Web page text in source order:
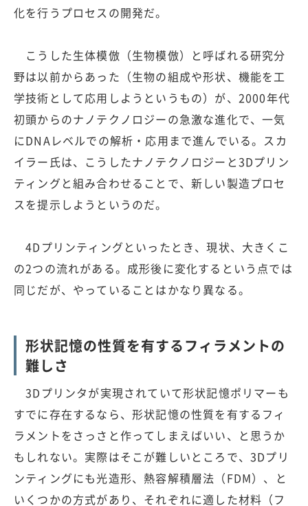
化を行うプロセスの開発だ。
こうした生体模倣（生物模倣）と呼ばれる研究分
野は以前からあった（生物の組成や形状、機能を工
学技術として応用しようというもの）が、2000年代
初頭からのナノテクノロジーの急激な進化で、一気
にDNAレベルでの解析・応用まで進んでいる。スカ
イラー氏は、こうしたナノテクノロジーと3Dプリン
ティングと組み合わせることで、新しい製造プロセ
スを提示しようというのだ。
4Dプリンティングといったとき、現状、大きくこ
の2つの流れがある。成形後に変化するという点では
同じだが、やっていることはかなり異なる。
形状記憶の性質を有するフィラメントの
難しさ
3Dプリンタが実現されていて形状記憶ポリマーも
すでに存在するなら、形状記憶の性質を有するフィ
ラメントをさっさと作ってしまえばいい、と思うか
もしれない。実際はそこが難しいところで、3Dプリ
ンティングにも光造形、熱容解積層法（FDM）、と
いくつかの方式があり、それぞれに適した材料（フ